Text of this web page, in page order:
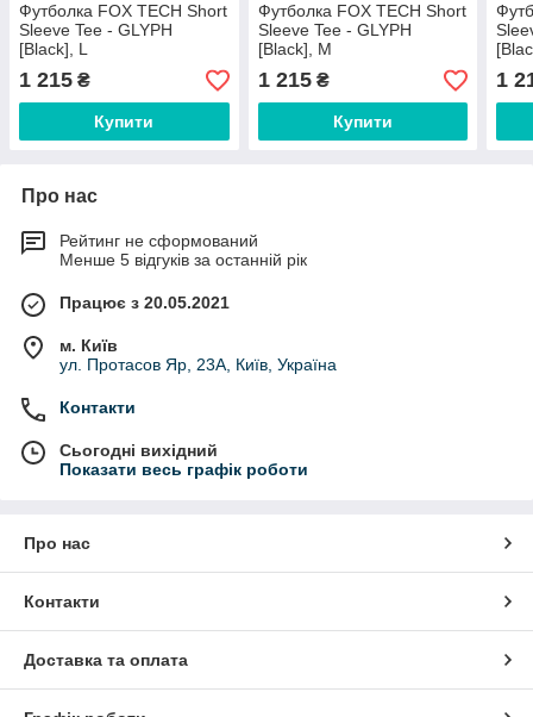
Футболка FOX TECH Short
Sleeve Tee - GLYPH
[Black], L
1 215 ₴
Купити
Футболка FOX TECH Short
Sleeve Tee - GLYPH
[Black], M
1 215₴
Купити
1
Про нас
Рейтинг не сформований
Менше 5 відгуків за останній рік
Працює з 20.05.2021
м. Київ
ул. Протасов Яр, 23А, Київ, Україна
Контакти
Сьогодні вихідний
Показати весь графік роботи
Про нас
Контакти
Доставка та оплата